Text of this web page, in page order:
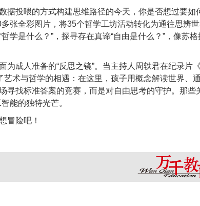
据投喂的方式构建思维路径的今天，你是否想过要如
张全彩图片，将35个哲学工坊活动转化为通往思辨
学是什么？”，探寻存在真谛“自由是什么？”，像苏
成人准备的“反思之镜”。当主持人周轶君在纪录片
艺术与哲学的相遇：在这里，孩子用概念解读世界、
找标准答案的竞赛，而是对自由思考的守护。那些
能的独特光芒。
冒险吧！